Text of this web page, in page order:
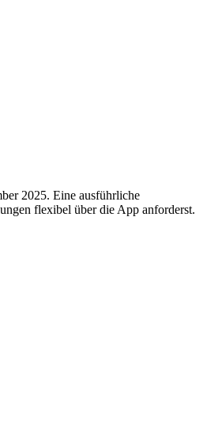
2025. Eine ausführliche
flexibel über die App anforderst.